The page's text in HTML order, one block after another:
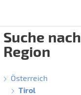
Suche nach
Region
Österreich
Tirol